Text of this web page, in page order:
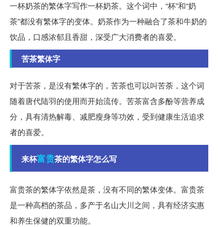
一杯奶茶的繁体字写作一杯奶茶。这个词中，“杯”和“奶
茶”都没有繁体字的变体。奶茶作为一种融合了茶和牛奶的
饮品，口感浓郁且香甜，深受广大消费者的喜爱。
苦茶繁体字
对于苦茶，是没有繁体字的，苦茶也可以叫苦荼，这个词
随着唐代陆羽的使用而开始流传。苦茶富含多酚等营养成
分，具有清热解毒、减肥瘦身等功效，受到健康生活追求
者的喜爱。
来杯富贵茶的繁体字怎么写
富贵茶的繁体字依然是茶，没有不同的繁体变体。富贵茶
是一种高档的茶品，多产于名山大川之间，具有经济实惠
和养生保健的双重功能。